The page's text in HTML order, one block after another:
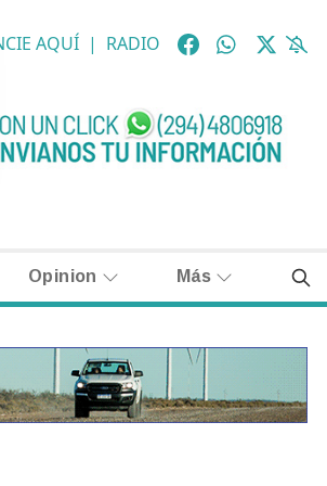
AQUÍ | RADIO
Opinion Más